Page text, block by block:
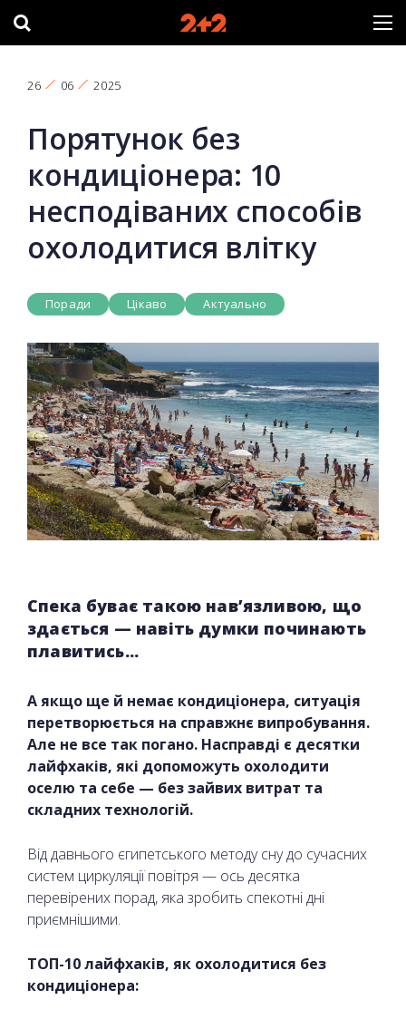
26 06 2025
Порятунок без
кондиціонера: 10
несподіваних способів
охолодитися влітку
Поради Цікаво Актуально
Спека буває такою нав’язливою, що
здається — навіть думки починають
плавитись...
А якщо ще й немає кондиціонера, ситуація
перетворюється на справжнє випробування.
Але не все так погано. Насправді є десятки
лайфхаків, які допоможуть охолодити
оселю та себе — без зайвих витрат та
складних технологій.
Від давнього єгипетського методу сну до сучасних
систем циркуляції повітря — ось десятка
перевірених порад, яка зробить спекотні дні
приємнішими.
ТОП-10 лайфхаків, як охолодитися без
кондиціонера: